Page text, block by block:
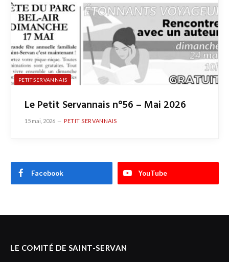
PETIT SERVANNAIS
Le Petit Servannais n°56 – Mai 2026
15 mai, 2026 PETIT SERVANNAIS
Facebook YouTube
LE COMITÉ DE SAINT-SERVAN